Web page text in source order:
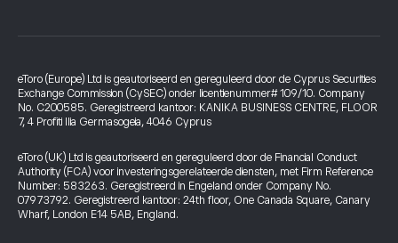
eToro (Europe) Ltd is geautoriseerd en gereguleerd door de Cyprus Securities
Exchange Commission (CySEC) onder licentienummer# 109/10. Company
No. C200585. Geregistreerd kantoor: KANIKA BUSINESS CENTRE, FLOOR
7, 4 Profiti Ilia Germasogeia, 4046 Cyprus
eToro (UK) Ltd is geautoriseerd en gereguleerd door de Financial Conduct
Authority (FCA) voor investeringsgerelateerde diensten, met Firm Reference
Number: 583263. Geregistreerd in Engeland onder Company No.
07973792. Geregistreerd kantoor: 24th floor, One Canada Square, Canary
Wharf, London E14 5AB, England.